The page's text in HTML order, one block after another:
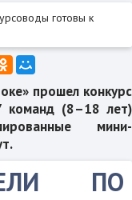
прошел конкурс
команд (8–18 лет)
мини-
ПО